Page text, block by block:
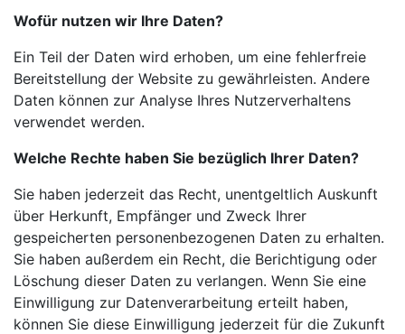
Wofür nutzen wir Ihre Daten?
Ein Teil der Daten wird erhoben, um eine fehlerfreie
Bereitstellung der Website zu gewährleisten. Andere
Daten können zur Analyse Ihres Nutzerverhaltens
verwendet werden.
Welche Rechte haben Sie bezüglich Ihrer Daten?
Sie haben jederzeit das Recht, unentgeltlich Auskunft
über Herkunft, Empfänger und Zweck Ihrer
gespeicherten personenbezogenen Daten zu erhalten.
Sie haben außerdem ein Recht, die Berichtigung oder
Löschung dieser Daten zu verlangen. Wenn Sie eine
Einwilligung zur Datenverarbeitung erteilt haben,
können Sie diese Einwilligung jederzeit für die Zukunft